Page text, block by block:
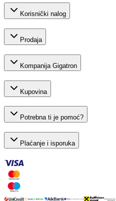
Korisnički nalog
Prodaja
Kompanija Gigatron
Kupovina
Potrebna ti je pomoć?
Plaćanje i isporuka